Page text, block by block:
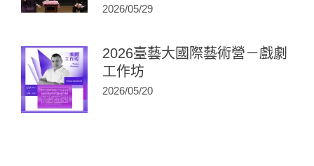
2026/05/29
2026臺藝大國際藝術營－戲劇
工作坊
2026/05/20